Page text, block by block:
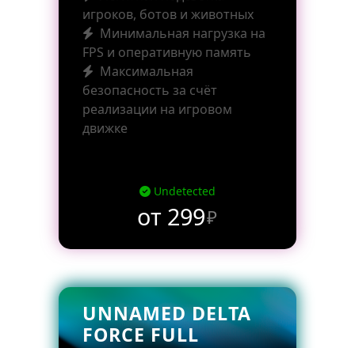
игроков, ботов и животных
Минимальная нагрузка на
FPS и оперативную память
Максимальная
безопасность за счёт
реализации на игровом
движке
Undetected
от 299₽
UNNAMED DELTA
FORCE FULL